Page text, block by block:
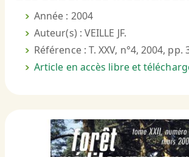
Année : 2004
Auteur(s) : VEILLE JF.
Référence : T. XXV, n°4, 2004, pp.
Article en accès libre et